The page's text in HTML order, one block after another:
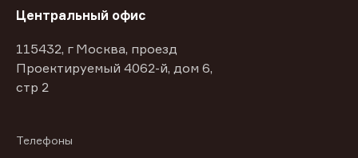
Центральный офис
115432, г Москва, проезд
Проектируемый 4062-й, дом 6,
стр 2
Телефоны